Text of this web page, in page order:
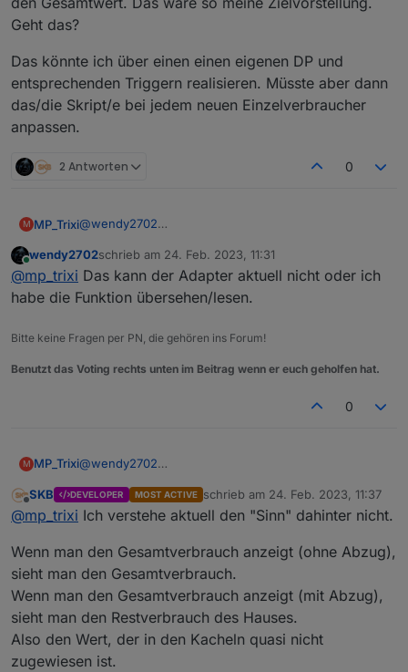
Geht das?
Das könnte ich über einen einen eigenen DP und
entsprechenden Triggern realisieren. Müsste aber dann
das/die Skript/e bei jedem neuen Einzelverbraucher
anpassen.
2 Antworten 0
M MP_Trixi@wendy2702
denke ein Bild sagt mehr als 1000 Worte:
Ich würde mir gerne beides anzeigen lassen. Also den
Gesamtverbrauches des Hauses (blau), jeden
erfassten Einzelverbraucher und den Restverbrauch
werden sollen). Somit hätte man beide Werte im Blick.
Heute habe ich also nur noch den "Restverbrauch" in
Zielvorstellung. Geht das?
entsprechenden Triggern realisieren. Müsste aber
dann das/die Skript/e bei jedem neuen
Online
wendy2702schrieb am 24. Feb. 2023, 11:31
zuletzt editiert von
@mp_trixi Das kann der Adapter aktuell nicht oder ich
habe die Funktion übersehen/lesen.
Bitte keine Fragen per PN, die gehören ins Forum!
Benutzt das Voting rechts unten im Beitrag wenn er euch geholfen hat.
0
M MP_Trixi@wendy2702
denke ein Bild sagt mehr als 1000 Worte:
Ich würde mir gerne beides anzeigen lassen. Also den
Gesamtverbrauches des Hauses (blau), jeden
des Hauses (Differenz Verbrauch gesamt ./.
"angehakte" Einzelverbraucher die davon abgezogen
blau. Das in eine eigene rote Kachel und in blau
wieder den Gesamtwert. Das wäre so meine
Das könnte ich über einen einen eigenen DP und
entsprechenden Triggern realisieren. Müsste aber
dann das/die Skript/e bei jedem neuen
Einzelverbraucher anpassen.
Offline
SKB DEVELOPER MOST ACTIVE schrieb am 24. Feb. 2023, 11:37
zuletzt editiert von
@mp_trixi Ich verstehe aktuell den "Sinn" dahinter nicht.
Wenn man den Gesamtverbrauch anzeigt (ohne Abzug),
sieht man den Gesamtverbrauch.
Wenn man den Gesamtverbrauch anzeigt (mit Abzug),
sieht man den Restverbrauch des Hauses.
Also den Wert, der in den Kacheln quasi nicht
zugewiesen ist.